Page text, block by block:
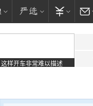
这样开车非常难以描述